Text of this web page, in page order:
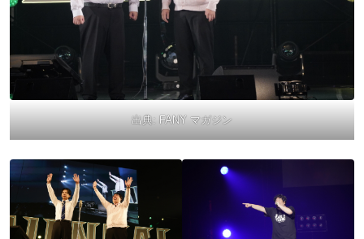
出典: FANY マガジン